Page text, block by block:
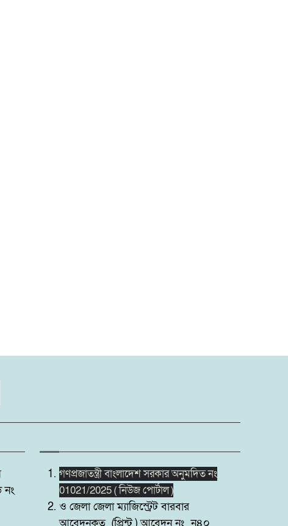
নং
গণপ্রজাতন্ত্রী বাংলাদেশ সরকার অনুমদিত নং
01021/2025 ( নিউজ পোর্টাল )
ও জেলা জেলা ম্যাজিস্ট্রেট বারবার